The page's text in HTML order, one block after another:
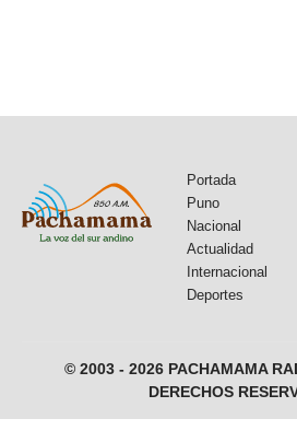
Portada
Puno
Nacional
Actualidad
Internacional
Deportes
© 2003 - 2026 PACHAMAMA
DERECHOS